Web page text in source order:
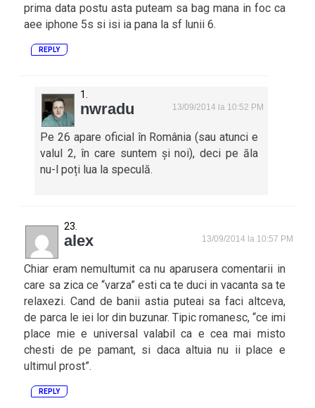
prima data postu asta puteam sa bag mana in foc ca
aee iphone 5s si isi ia pana la sf lunii 6.
REPLY
nwradu 13/09/2014 la 10:52 PM
Pe 26 apare oficial în România (sau atunci e
valul 2, în care suntem și noi), deci pe ăla
nu-l poți lua la speculă.
alex 13/09/2014 la 10:57 PM
Chiar eram nemultumit ca nu aparusera comentarii in
care sa zica ce “varza” esti ca te duci in vacanta sa te
relaxezi. Cand de banii astia puteai sa faci altceva,
de parca le iei lor din buzunar. Tipic romanesc, “ce imi
place mie e universal valabil ca e cea mai misto
chesti de pe pamant, si daca altuia nu ii place e
ultimul prost”.
REPLY